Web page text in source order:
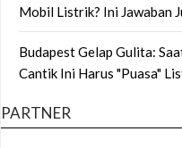
Mobil Listrik? Ini Jawaban
Budapest Gelap Gulita:
Cantik Ini Harus "Puasa"
PARTNER